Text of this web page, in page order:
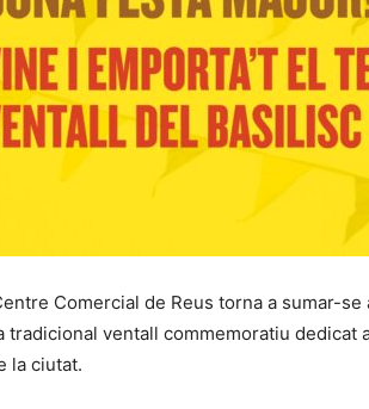
Comercial de Reus torna a sumar-
tradicional ventall commemoratiu
la ciutat.